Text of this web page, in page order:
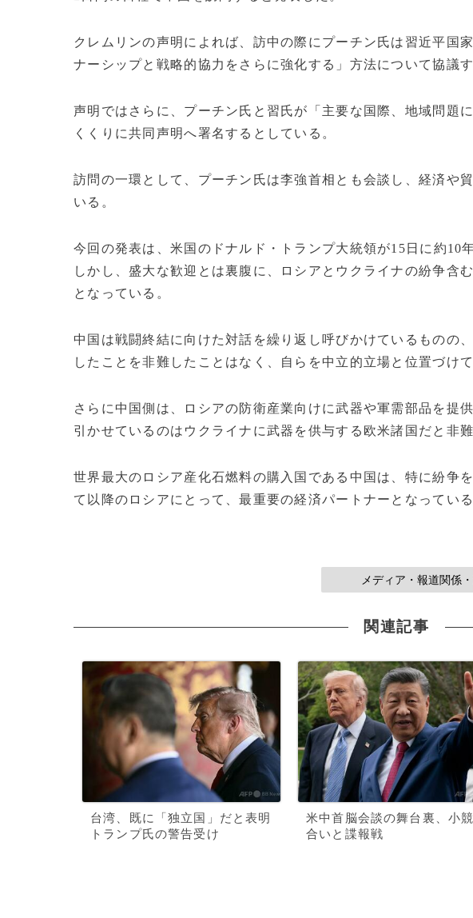
クレムリンの声明によれば、訪中の際にプーチン氏は習近平国
ナーシップと戦略的協力をさらに強化する」方法について協議
声明ではさらに、プーチン氏と習氏が「主要な国際、地域問題
くくりに共同声明へ署名するとしている。
訪問の一環として、プーチン氏は李強首相とも会談し、経済や
いる。
今回の発表は、米国のドナルド・トランプ大統領が15日に約10
しかし、盛大な歓迎とは裏腹に、ロシアとウクライナの紛争含
となっている。
中国は戦闘終結に向けた対話を繰り返し呼びかけているものの
したことを非難したことはなく、自らを中立的立場と位置づけて
さらに中国側は、ロシアの防衛産業向けに武器や軍需部品を提
引かせているのはウクライナに武器を供与する欧米諸国だと非難
世界最大のロシア産化石燃料の購入国である中国は、特に紛争
て以降のロシアにとって、最重要の経済パートナーとなってい
メディア・報道関係
関連記事
台湾、既に「独立国」だと表明
トランプ氏の警告受け
米中首脳会談の舞台裏、小競
合いと諜報戦